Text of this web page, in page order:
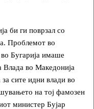
би ги поврзал со
Проблемот во
Бугарија имаше
Влада во Македонија
сите идни влади во
на тој фамозен
министер Бујар